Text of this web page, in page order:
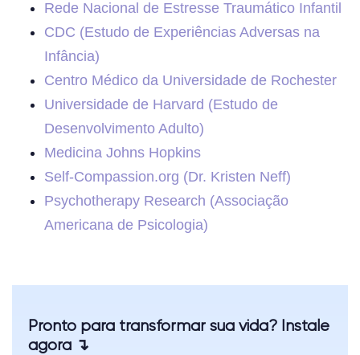
Rede Nacional de Estresse Traumático Infantil
CDC (Estudo de Experiências Adversas na
Infância)
Centro Médico da Universidade de Rochester
Universidade de Harvard (Estudo de
Desenvolvimento Adulto)
Medicina Johns Hopkins
Self-Compassion.org (Dr. Kristen Neff)
Psychotherapy Research (Associação
Americana de Psicologia)
Pronto para transformar sua vida? Instale
agora ↴